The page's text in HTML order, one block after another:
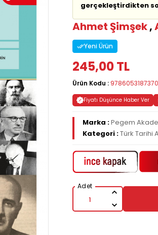
gerçekleştirdikten
Ahmet Şimşek,
Yeni Ürün
245,00 TL
Ürün Kodu :
Fiyatı Düşünce Haber Ver
Marka :Pegem
Kategori :Türk Tarihi